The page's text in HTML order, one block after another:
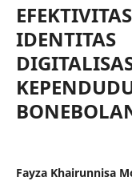
Fayza Khairunnisa